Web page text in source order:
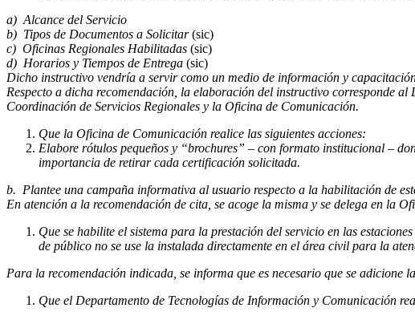
a) Alcance del Servicio
b) Tipos de Documentos a Solicitar(sic)
c) Oficinas Regionales Habilitadas (sic)
d) Horarios y Tiempos de Entrega (sic)
Dicho instructivo vendría a servir como un medio de información y
Respecto a dicha recomendación, la elaboración del instructivo corresponde
Coordinación de Servicios Regionales y la Oficina de Comunicación.
Que la Oficina de Comunicación realice las siguientes acciones:
Elabore rótulos pequeños y “brochures” – con formato institucional –
importancia de retirar cada certificación solicitada.
b. Plantee una campaña informativa al usuario respecto a la habilitación de
En atención a la recomendación de cita, se acoge la misma y se delega en la
Que se habilite el sistema para la prestación del servicio en las
de público no se use la instalada directamente en el área civil para la
Para la recomendación indicada, se informa que es necesario que se
Que el Departamento de Tecnologías de Información y Comunicación